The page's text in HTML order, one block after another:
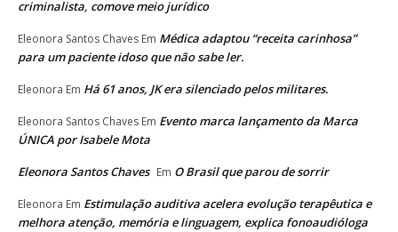
criminalista, comove meio jurídico
Eleonora Santos Chaves Em Médica adaptou “receita carinhosa”
para um paciente idoso que não sabe ler.
Eleonora Em Há 61 anos, JK era silenciado pelos militares.
Eleonora Santos Chaves Em Evento marca lançamento da Marca
ÚNICA por Isabele Mota
Eleonora Santos Chaves Em O Brasil que parou de sorrir
Eleonora Em Estimulação auditiva acelera evolução terapêutica e
melhora atenção, memória e linguagem, explica fonoaudióloga